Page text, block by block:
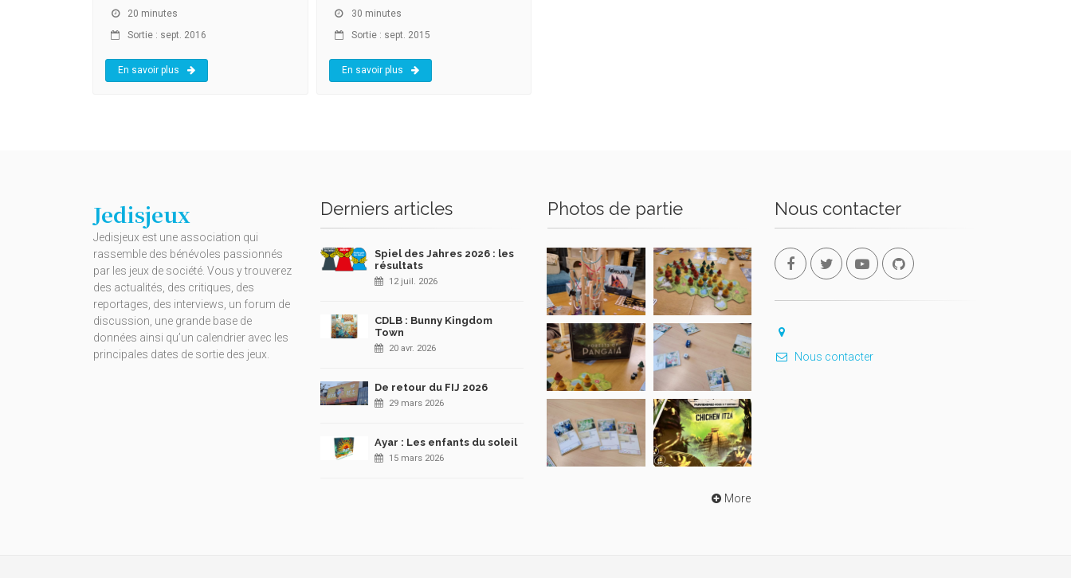
20 minutes
Sortie : sept. 2016
En savoir plus
30 minutes
Sortie : sept. 2015
En savoir plus
Jedisjeux
Jedisjeux est une association qui
rassemble des bénévoles passionnés
par les jeux de société. Vous y trouverez
des actualités, des critiques, des
reportages, des interviews, un forum de
discussion, une grande base de
données ainsi qu’un calendrier avec les
principales dates de sortie des jeux.
Derniers articles
Spiel des Jahres 2026 : les
résultats
12 juil. 2026
CDLB : Bunny Kingdom
Town
20 avr. 2026
De retour du FIJ 2026
29 mars 2026
Ayar : Les enfants du soleil
15 mars 2026
Photos de partie
More
Nous contacter
Nous contacter